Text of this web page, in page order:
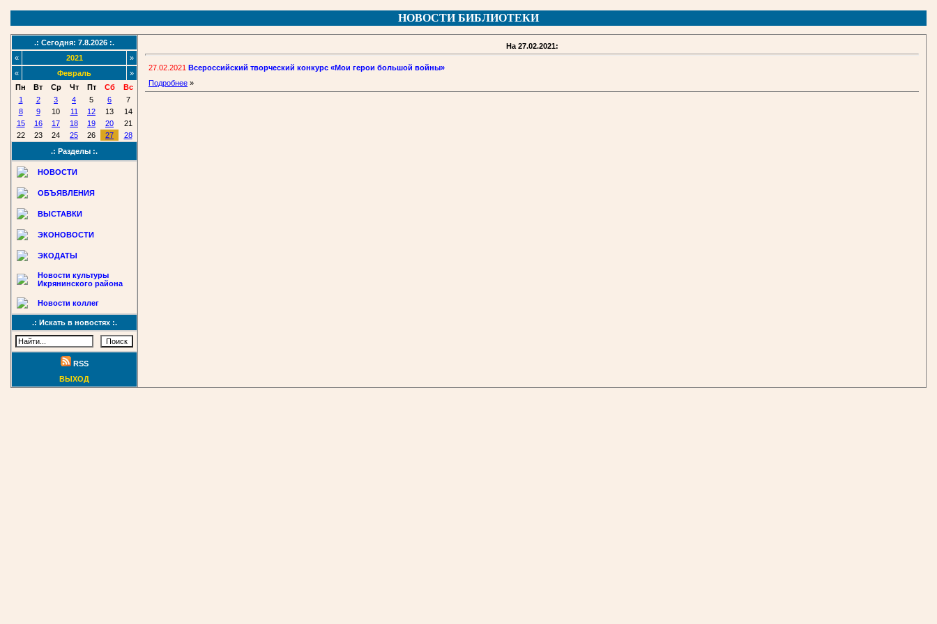
НОВОСТИ БИБЛИОТЕКИ
.: Сегодня: 7.8.2026 :.
«
2021
»
«
Февраль
»
Пн
Вт Ср Чт Пт Сб
Вс
1
2 3 4 5 6
7
8
9 10 11 12 13
14
15
16 17 18 19 20
21
22
23 24 25 26 27
28
.: Разделы :.
НОВОСТИ
ОБЪЯВЛЕНИЯ
ВЫСТАВКИ
ЭКОНОВОСТИ
ЭКОДАТЫ
Новости культуры
Икрянинского района
Новости коллег
.: Искать в новостях :.
RSS
ВЫХОД
На 27.02.2021:
27.02.2021 Всероссийский творческий конкурс «Мои герои большой войны»
Подробнее »